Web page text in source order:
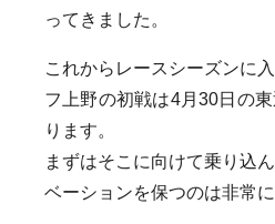
ってきました。
これからレースシーズンに
フ上野の初戦は4月30日の
ります。
まずはそこに向けて乗り込
ベーションを保つのは非常に